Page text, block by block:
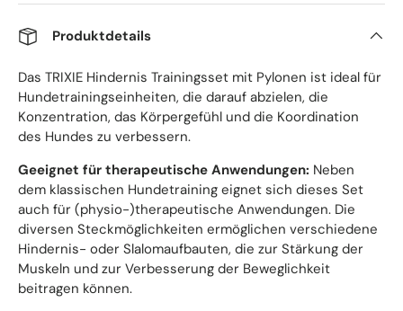
Produktdetails
Das TRIXIE Hindernis Trainingsset mit Pylonen ist ideal für
Hundetrainingseinheiten, die darauf abzielen, die
Konzentration, das Körpergefühl und die Koordination
des Hundes zu verbessern.
Geeignet für therapeutische Anwendungen: Neben
dem klassischen Hundetraining eignet sich dieses Set
auch für (physio-)therapeutische Anwendungen. Die
diversen Steckmöglichkeiten ermöglichen verschiedene
Hindernis- oder Slalomaufbauten, die zur Stärkung der
Muskeln und zur Verbesserung der Beweglichkeit
beitragen können.